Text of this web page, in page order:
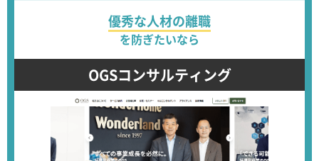
優秀な人材の離職
を防ぎたいなら
OGSコンサルティング